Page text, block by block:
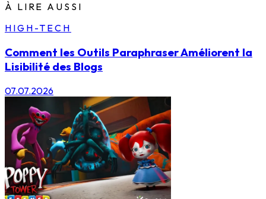
À LIRE AUSSI
HIGH-TECH
Comment les Outils Paraphraser Améliorent la
Lisibilité des Blogs
07.07.2026